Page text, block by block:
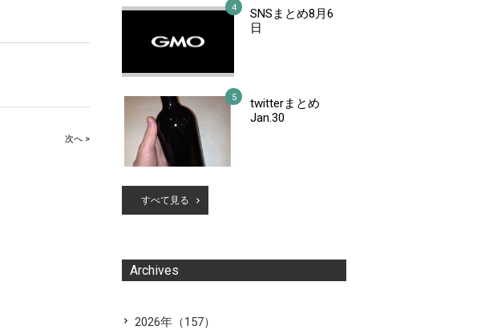
次へ >
SNSまとめ8月6
日
twitterまとめ
Jan.30
すべて見る
Archives
2026年（157）